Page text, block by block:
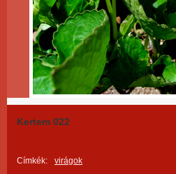
Kertem 022
Címkék:
virágok